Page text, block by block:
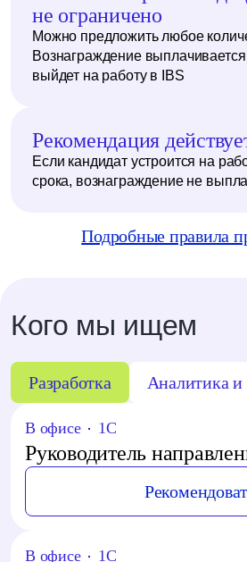
не ограничено
Можно предложить любое
Вознаграждение выплачивается
выйдет на работу в IBS
Рекомендация
Если кандидат устроится на
срока, вознаграждение не
Подробные правила
Кого мы ищем
Разработка Аналитика и
В офисе 1C
Руководитель
В офисе 1C